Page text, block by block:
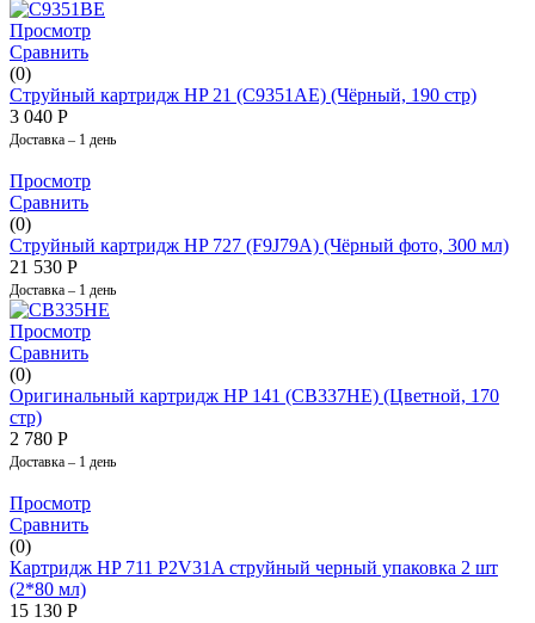
Просмотр
Сравнить
(0)
Струйный картридж HP 21 (C9351AE) (Чёрный, 190 стр)
3 040 Р
Доставка – 1 день
Просмотр
Сравнить
(0)
Струйный картридж HP 727 (F9J79A) (Чёрный фото, 300 мл)
21 530 Р
Доставка – 1 день
Просмотр
Сравнить
(0)
Оригинальный картридж HP 141 (CB337HE) (Цветной, 170
стр)
2 780 Р
Доставка – 1 день
Просмотр
Сравнить
(0)
Картридж HP 711 P2V31A струйный черный упаковка 2 шт
(2*80 мл)
15 130 Р